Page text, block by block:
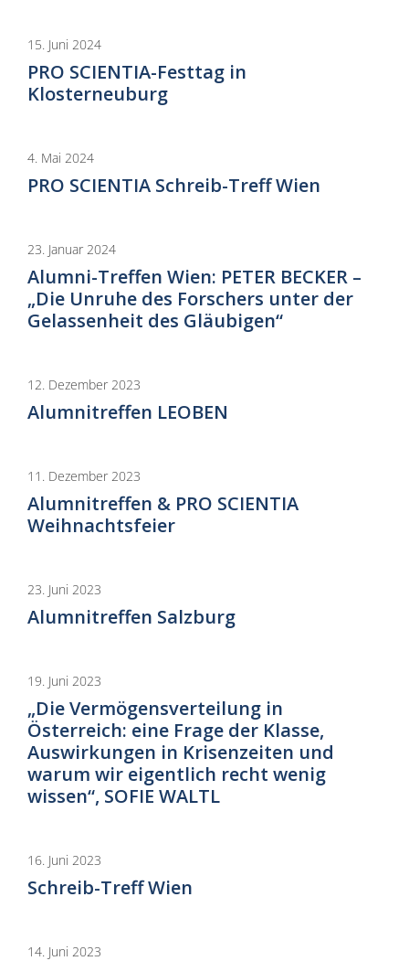
15. Juni 2024
PRO SCIENTIA-Festtag in
Klosterneuburg
4. Mai 2024
PRO SCIENTIA Schreib-Treff Wien
23. Januar 2024
Alumni-Treffen Wien: PETER BECKER –
„Die Unruhe des Forschers unter der
Gelassenheit des Gläubigen“
12. Dezember 2023
Alumnitreffen LEOBEN
11. Dezember 2023
Alumnitreffen & PRO SCIENTIA
Weihnachtsfeier
23. Juni 2023
Alumnitreffen Salzburg
19. Juni 2023
„Die Vermögensverteilung in
Österreich: eine Frage der Klasse,
Auswirkungen in Krisenzeiten und
warum wir eigentlich recht wenig
wissen“, SOFIE WALTL
16. Juni 2023
Schreib-Treff Wien
14. Juni 2023